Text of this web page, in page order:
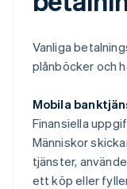
Vanliga
plånböcker och
Mobila
Finansiella
Människor
tjänster,
ett köp eller